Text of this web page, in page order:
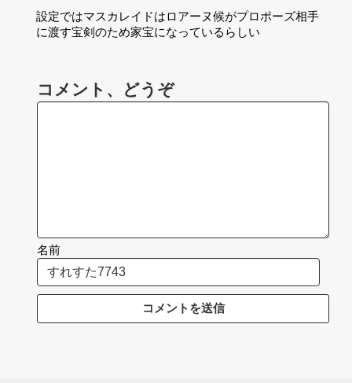
設定ではマスカレイドはロアーヌ候がプロポーズ相手
に渡す宝剣のため家宝になっているらしい
コメント、どうぞ
名前